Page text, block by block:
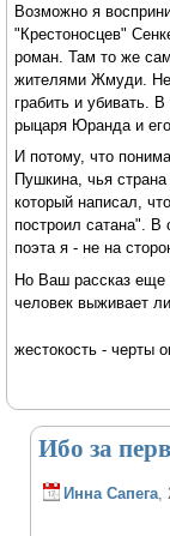
Возможно я
"Крестоносцев"
роман. Там то же
жителями Жмуди.
грабить и убивать.
рыцаря Юранда и
И потому, что
Пушкина, чья
который написал,
построил сатана". В
поэта я - не на
Но Ваш рассказ еще
человек выживает
жестокость - черты
Ибо за
Инна Сапега,